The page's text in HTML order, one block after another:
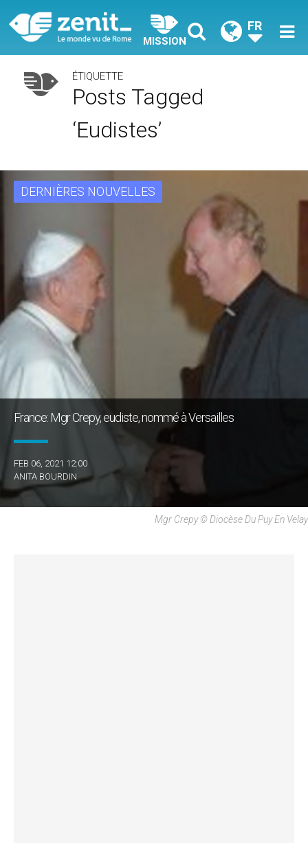
MISSION
FR
ÉTIQUETTE
Posts Tagged
‘eudistes’
DERNIÈRES NOUVELLES
France: Mgr Crepy, eudiste, nommé à Versailles
FEB 06, 2021 12:00
ANITA BOURDIN
Mgr Crepy © Diocèse Du Puy En Velay